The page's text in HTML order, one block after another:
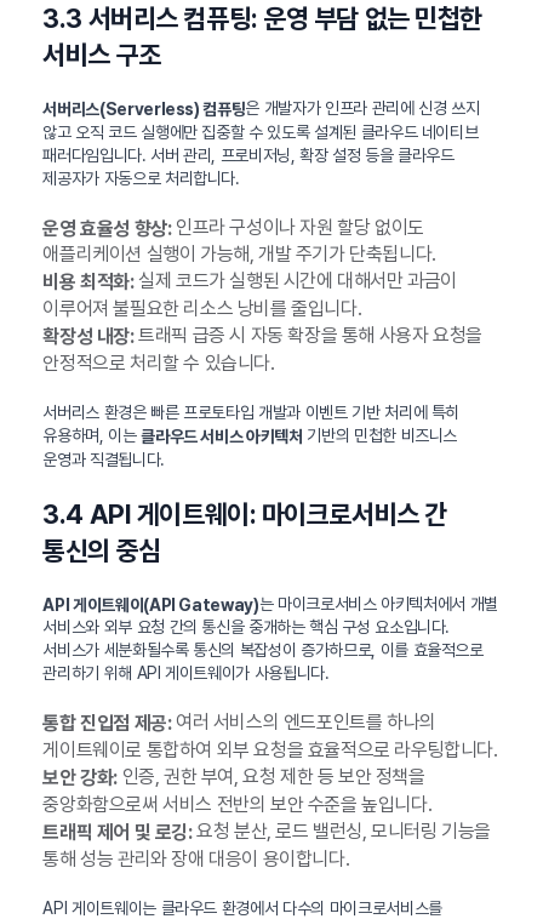
3.3 서버리스 컴퓨팅: 운영 부담 없는 민첩한
서비스 구조
서버리스(Serverless) 컴퓨팅은 개발자가 인프라 관리에 신경 쓰지
않고 오직 코드 실행에만 집중할 수 있도록 설계된 클라우드 네이티브
패러다임입니다. 서버 관리, 프로비저닝, 확장 설정 등을 클라우드
제공자가 자동으로 처리합니다.
운영 효율성 향상:인프라 구성이나 자원 할당 없이도
애플리케이션 실행이 가능해, 개발 주기가 단축됩니다.
비용 최적화:실제 코드가 실행된 시간에 대해서만 과금이
이루어져 불필요한 리소스 낭비를 줄입니다.
확장성 내장:트래픽 급증 시 자동 확장을 통해 사용자 요청을
안정적으로 처리할 수 있습니다.
서버리스 환경은 빠른 프로토타입 개발과 이벤트 기반 처리에 특히
유용하며, 이는클라우드 서비스 아키텍처 기반의 민첩한 비즈니스
운영과 직결됩니다.
3.4 API 게이트웨이: 마이크로서비스 간
통신의 중심
API 게이트웨이(API Gateway)는 마이크로서비스 아키텍처에서 개별
서비스와 외부 요청 간의 통신을 중개하는 핵심 구성 요소입니다.
서비스가 세분화될수록 통신의 복잡성이 증가하므로, 이를 효율적으로
관리하기 위해 API 게이트웨이가 사용됩니다.
통합 진입점 제공:여러 서비스의 엔드포인트를 하나의
게이트웨이로 통합하여 외부 요청을 효율적으로 라우팅합니다.
보안 강화:인증, 권한 부여, 요청 제한 등 보안 정책을
중앙화함으로써 서비스 전반의 보안 수준을 높입니다.
트래픽 제어 및 로깅:요청 분산, 로드 밸런싱, 모니터링 기능을
통해 성능 관리와 장애 대응이 용이합니다.
API 게이트웨이는 클라우드 환경에서 다수의 마이크로서비스를